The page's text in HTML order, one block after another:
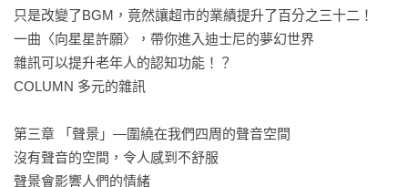
【國內好聲推薦】
聲音訓練專家 周震宇
企業音樂顧問 侯志堅
只是改變了BGM，竟然讓超市的業績提升了百分之三十二！
一曲〈向星星許願〉，帶你進入迪士尼的夢幻世界
雜訊可以提升老年人的認知功能！？
COLUMN 多元的雜訊
第三章 「聲景」—圍繞在我們四周的聲音空間
沒有聲音的空間，令人感到不舒服
聲景會影響人們的情緒